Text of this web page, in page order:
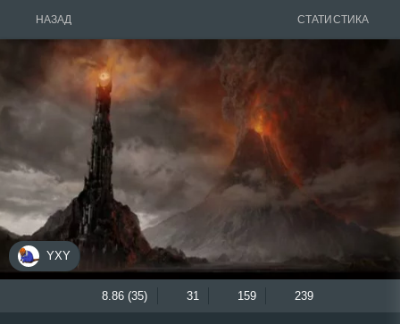
НАЗАД СТАТИСТИКА
YXY
8.86 (35) 31 159 239